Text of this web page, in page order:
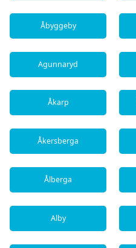
Åbyggeby
Agunnaryd
Åkarp
Åkersberga
Ålberga
Alby